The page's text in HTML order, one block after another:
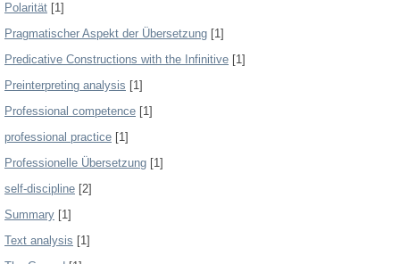
Polarität [1]
Pragmatischer Aspekt der Übersetzung [1]
Predicative Constructions with the Infinitive [1]
Preinterpreting analysis [1]
Professional competence [1]
professional practice [1]
Professionelle Übersetzung [1]
self-discipline [2]
Summary [1]
Text analysis [1]